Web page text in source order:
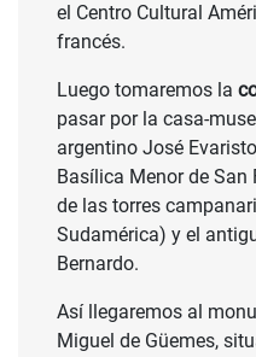
el Centro Cultural
francés.
Luego tomaremos la
pasar por la casa-
argentino José
Basílica Menor de
de las torres
Sudamérica) y el
Bernardo.
Así llegaremos al
Miguel de Güemes,